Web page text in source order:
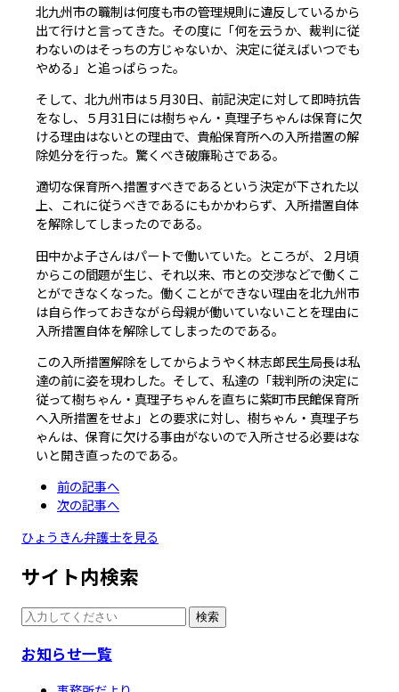
北九州市の職制は何度も市の管理規則に違反しているから
出て行けと言ってきた。その度に「何を云うか、裁判に従
わないのはそっちの方じゃないか、決定に従えばいつでも
やめる」と追っぱらった。
そして、北九州市は５月30日、前記決定に対して即時抗告
をなし、５月31日には樹ちゃん・真理子ちゃんは保育に欠
ける理由はないとの理由で、貴船保育所への入所措置の解
除処分を行った。驚くべき破廉恥さである。
適切な保育所へ措置すべきであるという決定が下された以
上、これに従うべきであるにもかかわらず、入所措置自体
を解除してしまったのである。
田中かよ子さんはパートで働いていた。ところが、２月頃
からこの間題が生じ、それ以来、市との交渉などで働くこ
とができなくなった。働くことができない理由を北九州市
は自ら作っておきながら母親が働いていないことを理由に
入所措置自体を解除してしまったのである。
この入所措置解除をしてからようやく林志郎民生局長は私
達の前に姿を現わした。そして、私達の「栽判所の決定に
従って樹ちゃん・真理子ちゃんを直ちに紫町市民館保育所
へ入所措置をせよ」との要求に対し、樹ちゃん・真理子ち
ゃんは、保育に欠ける事由がないので入所させる必要はな
いと開き直ったのである。
前の記事へ
次の記事へ
ひょうきん弁護士を見る
サイト内検索
検索
お知らせ一覧